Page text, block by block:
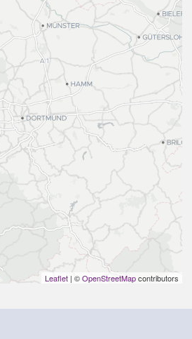
Leaflet | ©OpenStreetMapcontributors